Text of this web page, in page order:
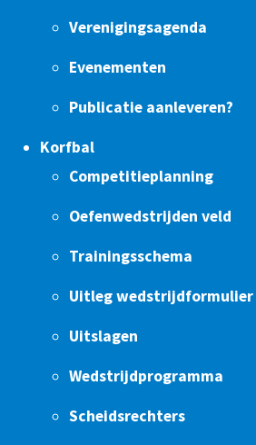
Verenigingsagenda
Evenementen
Publicatie aanleveren?
Korfbal
Competitieplanning
Oefenwedstrijden veld
Trainingsschema
Uitleg wedstrijdformulier
Uitslagen
Wedstrijdprogramma
Scheidsrechters